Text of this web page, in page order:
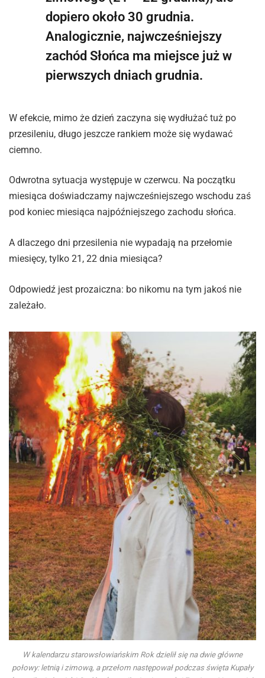
dopiero około 30 grudnia.
Analogicznie, najwcześniejszy
zachód Słońca ma miejsce już w
pierwszych dniach grudnia.
W efekcie, mimo że dzień zaczyna się wydłużać tuż po
przesileniu, długo jeszcze rankiem może się wydawać
ciemno.
Odwrotna sytuacja występuje w czerwcu. Na początku
miesiąca doświadczamy najwcześniejszego wschodu zaś
pod koniec miesiąca najpóźniejszego zachodu słońca.
A dlaczego dni przesilenia nie wypadają na przełomie
miesięcy, tylko 21, 22 dnia miesiąca?
Odpowiedź jest prozaiczna: bo nikomu na tym jakoś nie
zależało.
W kalendarzu starowsłowiańskim Rok dzielił się na dwie główne
połowy: letnią i zimową, a przełom następował podczas święta Kupały